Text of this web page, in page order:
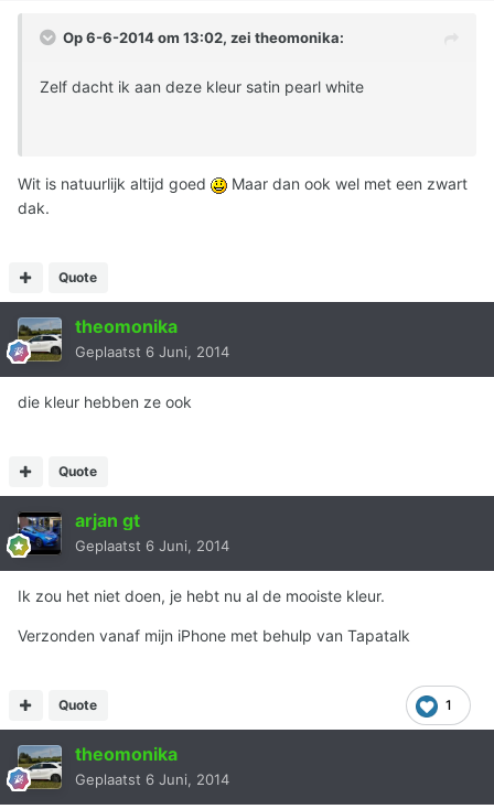
Op 6-6-2014 om 13:02, zei theomonika:
Zelf dacht ik aan deze kleur satin pearl white
Wit is natuurlijk altijd goed
Maar dan ook wel met een zwart
dak.
Quote
theomonika
Geplaatst 6 Juni, 2014
die kleur hebben ze ook
Quote
arjan gt
Geplaatst 6 Juni, 2014
Ik zou het niet doen, je hebt nu al de mooiste kleur.
Verzonden vanaf mijn iPhone met behulp van Tapatalk
1
Quote
theomonika
Geplaatst 6 Juni, 2014